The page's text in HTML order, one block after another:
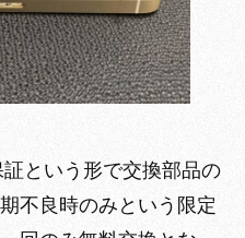
という形で交換部品の
不良時のみという限定